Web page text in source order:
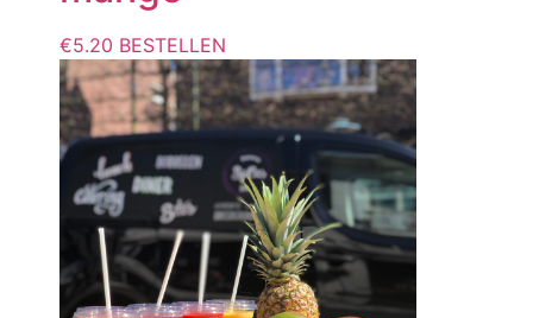
€5.20 BESTELLEN